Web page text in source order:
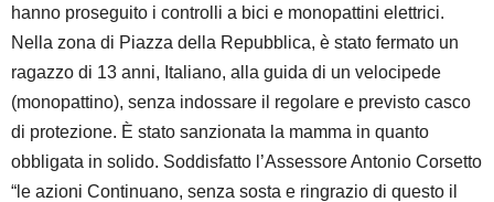
hanno proseguito i controlli a bici e monopattini elettrici.
Nella zona di Piazza della Repubblica, è stato fermato un
ragazzo di 13 anni, Italiano, alla guida di un velocipede
(monopattino), senza indossare il regolare e previsto casco
di protezione. È stato sanzionata la mamma in quanto
obbligata in solido. Soddisfatto l’Assessore Antonio Corsetto
“le azioni Continuano, senza sosta e ringrazio di questo il